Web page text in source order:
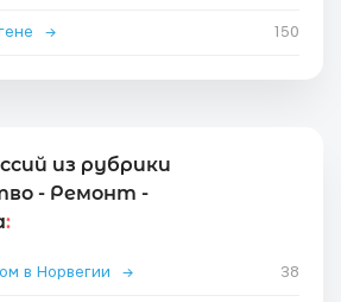
→ 150
из рубрики
- Ремонт -
:
в Норвегии → 38